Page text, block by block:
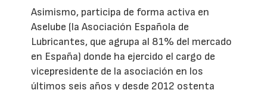
Asimismo, participa de forma activa en
Aselube (la Asociación Española de
Lubricantes, que agrupa al 81% del mercado
en España) donde ha ejercido el cargo de
vicepresidente de la asociación en los
últimos seis años y desde 2012 ostenta